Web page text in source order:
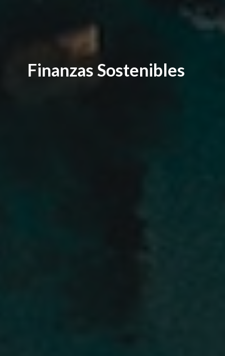
Finanzas Sostenibles